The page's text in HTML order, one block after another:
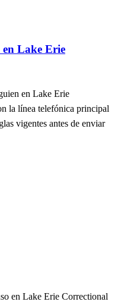
en Lake Erie
en Lake Erie
la línea telefónica principal
vigentes antes de enviar
en Lake Erie Correctional